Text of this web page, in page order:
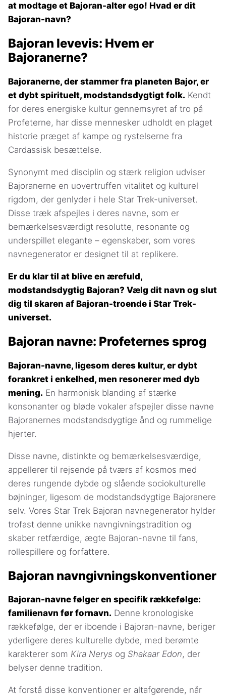
at modtage et Bajoran-alter ego! Hvad er dit
Bajoran-navn?
Bajoran levevis: Hvem er
Bajoranerne?
Bajoranerne, der stammer fra planeten Bajor, er
et dybt spirituelt, modstandsdygtigt folk. Kendt
for deres energiske kultur gennemsyret af tro på
Profeterne, har disse mennesker udholdt en plaget
historie præget af kampe og rystelserne fra
Cardassisk besættelse.
Synonymt med disciplin og stærk religion udviser
Bajoranerne en uovertruffen vitalitet og kulturel
rigdom, der genlyder i hele Star Trek-universet.
Disse træk afspejles i deres navne, som er
bemærkelsesværdigt resolutte, resonante og
underspillet elegante – egenskaber, som vores
navnegenerator er designet til at replikere.
Er du klar til at blive en ærefuld,
modstandsdygtig Bajoran? Vælg dit navn og slut
dig til skaren af Bajoran-troende i Star Trek-
universet.
Bajoran navne: Profeternes sprog
Bajoran-navne, ligesom deres kultur, er dybt
forankret i enkelhed, men resonerer med dyb
mening. En harmonisk blanding af stærke
konsonanter og bløde vokaler afspejler disse navne
Bajoranernes modstandsdygtige ånd og rummelige
hjerter.
Disse navne, distinkte og bemærkelsesværdige,
appellerer til rejsende på tværs af kosmos med
deres rungende dybde og slående sociokulturelle
bøjninger, ligesom de modstandsdygtige Bajoranere
selv. Vores Star Trek Bajoran navnegenerator hylder
trofast denne unikke navngivningstradition og
skaber retfærdige, ægte Bajoran-navne til fans,
rollespillere og forfattere.
Bajoran navngivningskonventioner
Bajoran-navne følger en specifik rækkefølge:
familienavn før fornavn. Denne kronologiske
rækkefølge, der er iboende i Bajoran-navne, beriger
yderligere deres kulturelle dybde, med berømte
karakterer som Kira Nerys og Shakaar Edon, der
belyser denne tradition.
At forstå disse konventioner er altafgørende, når